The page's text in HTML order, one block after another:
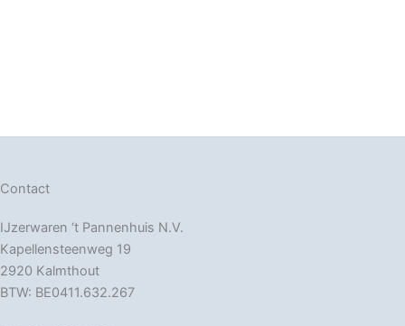
Contact
IJzerwaren ‘t Pannenhuis N.V.
Kapellensteenweg 19
2920 Kalmthout
BTW: BE0411.632.267